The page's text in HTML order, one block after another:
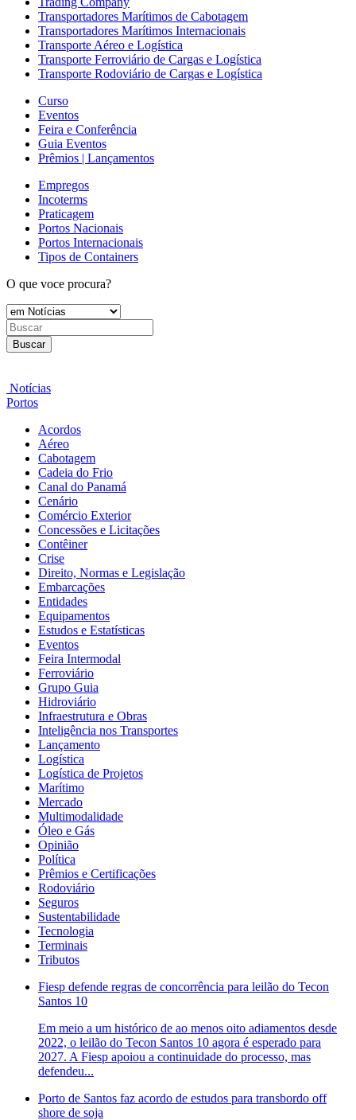
Transportadores Marítimos de Cabotagem
Transportadores Marítimos Internacionais
Transporte Aéreo e Logística
Transporte Ferroviário de Cargas e Logística
Transporte Rodoviário de Cargas e Logística
Curso
Eventos
Feira e Conferência
Guia Eventos
Prêmios | Lançamentos
Empregos
Incoterms
Praticagem
Portos Nacionais
Portos Internacionais
Tipos de Containers
O que voce procura?
Buscar
Notícias
Portos
Acordos
Aéreo
Cabotagem
Cadeia do Frio
Canal do Panamá
Cenário
Comércio Exterior
Concessões e Licitações
Contêiner
Crise
Direito, Normas e Legislação
Embarcações
Entidades
Equipamentos
Estudos e Estatísticas
Eventos
Feira Intermodal
Ferroviário
Grupo Guia
Hidroviário
Infraestrutura e Obras
Inteligência nos Transportes
Lançamento
Logística
Logística de Projetos
Marítimo
Mercado
Multimodalidade
Óleo e Gás
Opinião
Política
Prêmios e Certificações
Rodoviário
Seguros
Sustentabilidade
Tecnologia
Terminais
Tributos
Fiesp defende regras de concorrência para leilão do Tecon
Santos 10
Em meio a um histórico de ao menos oito adiamentos desde
2022, o leilão do Tecon Santos 10 agora é esperado para
2027. A Fiesp apoiou a continuidade do processo, mas
defendeu...
Porto de Santos faz acordo de estudos para transbordo off
shore de soja